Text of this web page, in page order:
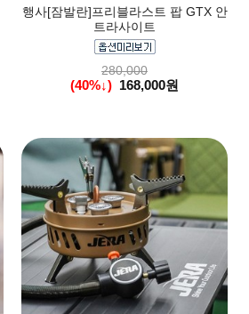
행사[잠발란]프리블라스트 팝 GTX 안
트라사이트
280,000
(40%↓) 168,000원